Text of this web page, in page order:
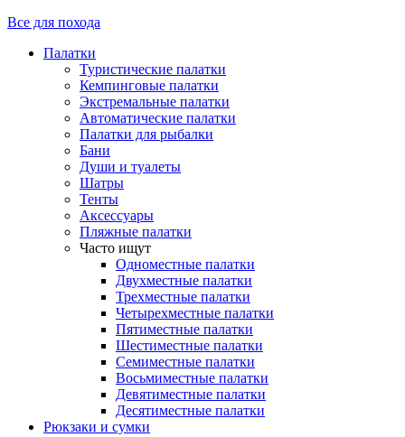
Все для похода
Палатки
Туристические палатки
Кемпинговые палатки
Экстремальные палатки
Автоматические палатки
Палатки для рыбалки
Бани
Души и туалеты
Шатры
Тенты
Аксессуары
Пляжные палатки
Часто ищут
Одноместные палатки
Двухместные палатки
Трехместные палатки
Четырехместные палатки
Пятиместные палатки
Шестиместные палатки
Семиместные палатки
Восьмиместные палатки
Девятиместные палатки
Десятиместные палатки
Рюкзаки и сумки